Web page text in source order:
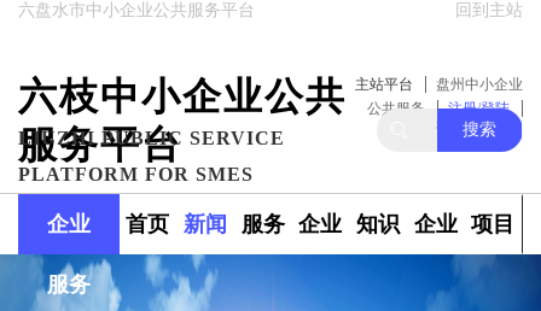
回到主站
六盘水市中小企业公共服务平台
六枝中小企业公共
服务平台
LIUZHI PUBLIC SERVICE
PLATFORM FOR SMES
主站平台
盘州中小企业
公共服务
注册/登陆
关注我们
搜索
企业
服务
首页 新闻
政策
服务 企业 知识 企业
库
项目